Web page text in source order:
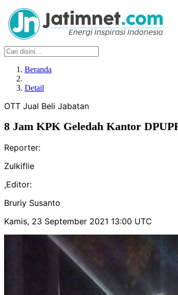
Beranda
Detail
OTT Jual Beli Jabatan
8 Jam KPK Geledah Kantor
Reporter:
Zulkiflie
,Editor:
Bruriy Susanto
Kamis, 23 September 2021 13:00 UTC